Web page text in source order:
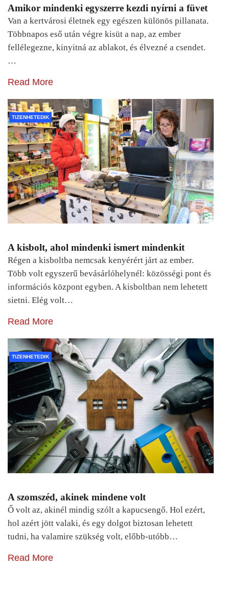
Amikor mindenki egyszerre kezdi nyírni a füvet
Van a kertvárosi életnek egy egészen különös pillanata.
Többnapos eső után végre kisüt a nap, az ember
fellélegezne, kinyitná az ablakot, és élvezné a csendet.
…
Read More
TIZENHETEDIK
A kisbolt, ahol mindenki ismert mindenkit
Régen a kisboltba nemcsak kenyérért járt az ember.
Több volt egyszerű bevásárlóhelynél: közösségi pont és
információs központ egyben. A kisboltban nem lehetett
sietni. Elég volt…
Read More
TIZENHETEDIK
A szomszéd, akinek mindene volt
Ő volt az, akinél mindig szólt a kapucsengő. Hol ezért,
hol azért jött valaki, és egy dolgot biztosan lehetett
tudni, ha valamire szükség volt, előbb-utóbb…
Read More